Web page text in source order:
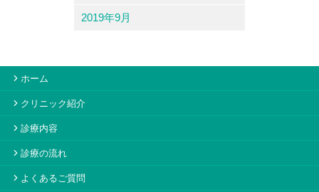
2019年9月
ホーム
クリニック紹介
診療内容
診療の流れ
よくあるご質問